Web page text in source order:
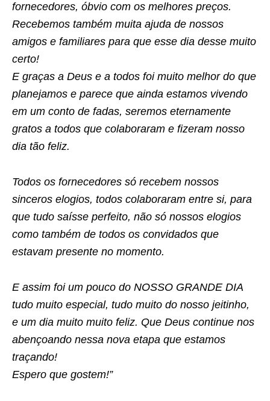
fornecedores, óbvio com os melhores preços.
Recebemos também muita ajuda de nossos
amigos e familiares para que esse dia desse muito
certo!
E graças a Deus e a todos foi muito melhor do que
planejamos e parece que ainda estamos vivendo
em um conto de fadas, seremos eternamente
gratos a todos que colaboraram e fizeram nosso
dia tão feliz.
Todos os fornecedores só recebem nossos
sinceros elogios, todos colaboraram entre si, para
que tudo saísse perfeito, não só nossos elogios
como também de todos os convidados que
estavam presente no momento.
E assim foi um pouco do NOSSO GRANDE DIA
tudo muito especial, tudo muito do nosso jeitinho,
e um dia muito muito feliz. Que Deus continue nos
abençoando nessa nova etapa que estamos
traçando!
Espero que gostem!”